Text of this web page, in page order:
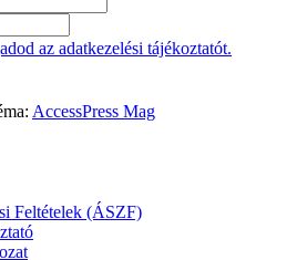
az adatkezelési tájékoztatót.
AccessPress Mag
Feltételek (ÁSZF)